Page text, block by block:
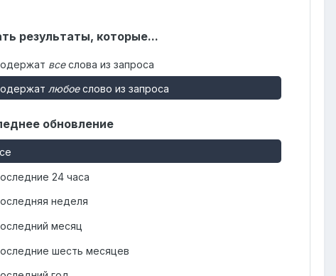
результаты, которые...
всеслова из запроса
любоеслово из запроса
обновление
24 часа
неделя
месяц
шесть месяцев